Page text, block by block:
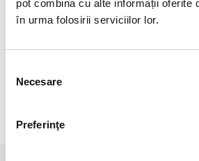
pot combina cu alte informații oferite
în urma folosirii serviciilor lor.
consimțământului
Necesare
Preferinţe
Pozele sunt realizate cu aparat
Culoarea poate diferi usor, in functie de